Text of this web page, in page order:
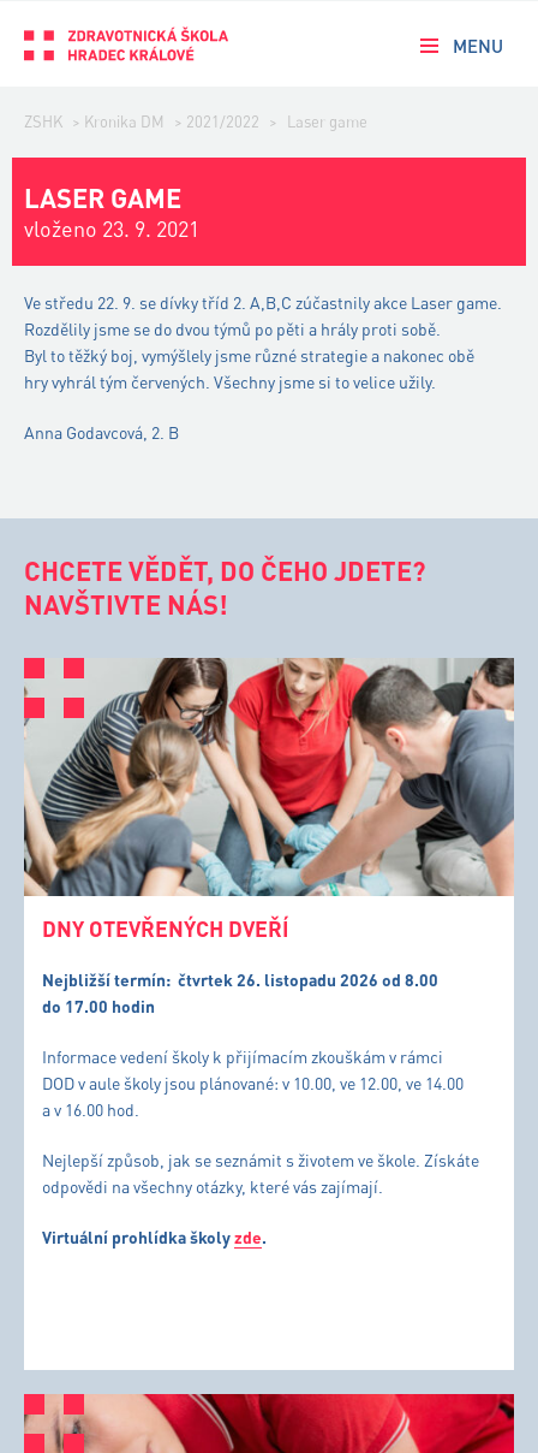
MENU
ZSHK > Kronika DM > 2021/2022 > Laser game
LASER GAME
vloženo 23. 9. 2021
Ve středu 22. 9. se dívky tříd 2. A,B,C zúčastnily akce Laser game.
Rozdělily jsme se do dvou týmů po pěti a hrály proti sobě.
Byl to těžký boj, vymýšlely jsme různé strategie a nakonec obě
hry vyhrál tým červených. Všechny jsme si to velice užily.
Anna Godavcová, 2. B
CHCETE VĚDĚT, DO ČEHO JDETE?
NAVŠTIVTE NÁS!
DNY OTEVŘENÝCH DVEŘÍ
Nejbližší termín: čtvrtek 26. listopadu 2026 od 8.00
do 17.00 hodin
Informace vedení školy k přijímacím zkouškám v rámci
DOD v aule školy jsou plánované: v 10.00, ve 12.00, ve 14.00
a v 16.00 hod.
Nejlepší způsob, jak se seznámit s životem ve škole. Získáte
odpovědi na všechny otázky, které vás zajímají.
Virtuální prohlídka školyzde.